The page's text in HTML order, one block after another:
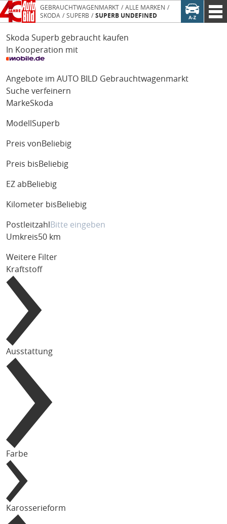
GEBRAUCHTWAGENMARKT
ALLE MARKEN
SKODA
SUPERB SUPERB UNDEFINED
Skoda Superb gebraucht kaufen
In Kooperation mit
Angebote im AUTO BILD Gebrauchtwagenmarkt
Suche verfeinern
MarkeSkoda
Modell Superb
Preis von Beliebig
Preis bis Beliebig
EZ ab Beliebig
Kilometer bis Beliebig
Postleitzahl
Umkreis50 km
Weitere Filter
Kraftstoff
Ausstattung
Farbe
Karosserieform